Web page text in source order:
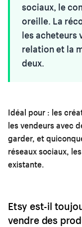
sociaux, le
oreille. La
les acheteurs
relation et la
deux.
Idéal pour : les
les vendeurs avec
garder, et
réseaux sociaux,
existante.
Etsy est-il
vendre des